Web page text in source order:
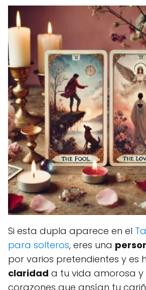
Si esta dupla aparece en el
para solteros, eres una
por varios pretendientes y es
claridad a tu vida amorosa y
corazones que ansían tu